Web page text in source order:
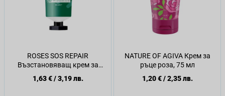
ROSES SOS REPAIR
Възстановяващ крем за
ръце, 50 мл
1,63 €/3,19 лв.
NATURE OF AGIVA Крем за
ръце роза, 75 мл
1,20 €/2,35 лв.